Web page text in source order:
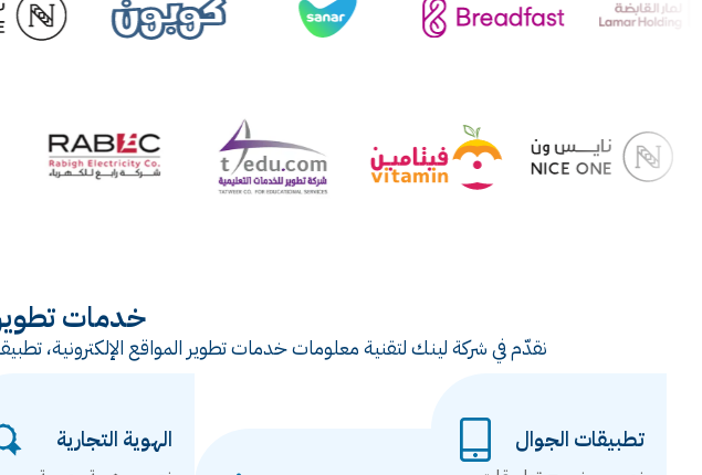
خدمات تطوير
نقدّم في شركة لينك لتقنية معلومات خدمات تطوير المواقع الإلكترونية،
تطبيقات الجوال الهوية التجارية